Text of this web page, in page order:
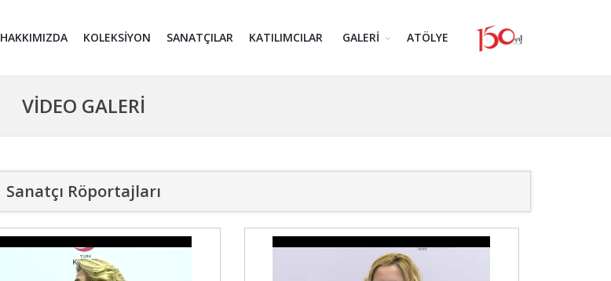
HAKKIMIZDA KOLEKSİYON SANATÇILAR KATILIMCILAR GALERİ ATÖLYE
VİDEO GALERİ
Sanatçı Röportajları